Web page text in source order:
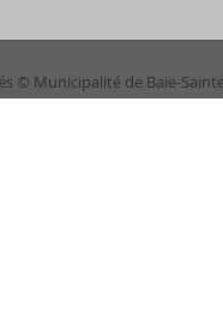
© Municipalité de Baie-